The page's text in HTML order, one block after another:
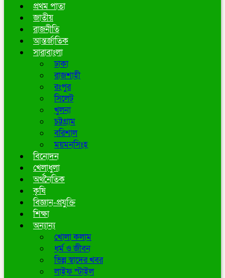
প্রথম পাতা
জাতীয়
রাজনীতি
আন্তর্জাতিক
সারাবাংলা
ঢাকা
রাজশাহী
রংপুর
সিলেট
খুলনা
চট্টগ্রাম
বরিশাল
ময়মনসিংহ
বিনোদন
খেলাধুলা
অর্থনৈতিক
কৃষি
বিজ্ঞান-প্রযুক্তি
শিক্ষা
অন্যান্য
খোলা কলাম
ধর্ম ও জীবন
ভিন্ন স্বাদের খবর
লাইফ স্টাইল